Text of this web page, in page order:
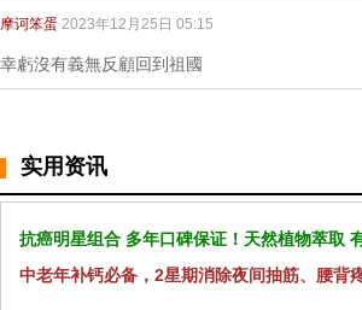
摩诃笨蛋 2023年12月25日 05:15
幸虧沒有義無反顧回到祖國
实用资讯
抗癌明星组合 多年口碑保证！天然植物萃取
中老年补钙必备，2星期消除夜间抽筋、腰背